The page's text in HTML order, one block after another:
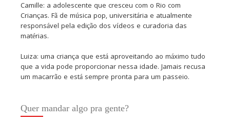
Camille: a adolescente que cresceu com o Rio com
Crianças. Fã de música pop, universitária e atualmente
responsável pela edição dos vídeos e curadoria das
matérias.
Luiza: uma criança que está aproveitando ao máximo tudo
que a vida pode proporcionar nessa idade. Jamais recusa
um macarrão e está sempre pronta para um passeio.
Quer mandar algo pra gente?